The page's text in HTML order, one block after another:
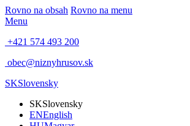
Rovno na obsah Rovno na menu
Menu
+421 574 493 200
obec@niznyhrusov.sk
SKSlovensky
SKSlovensky
ENEnglish